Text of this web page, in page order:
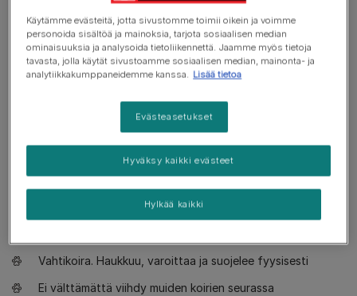
Vaatii ylimääräistä koulutusta
Rakastaa aktiivisia retkiä, mieluiten tunnin kävelyjä
päivässä
Enemmän liikuntaa
Turkki tarvitsee hoitoa kerran viikossa
Ei ole allergiaystävällinen rotu
Vahtikoira. Haukkuu, varoittaa ja suojelee fyysisesti
Ei välttämättä viihdy muiden koirien seurassa
Käytämme evästeitä, jotta sivustomme toimii oikein ja voimme
personoida sisältöä ja mainoksia, tarjota sosiaalisen median
ominaisuuksia ja analysoida tietoliikennettä. Jaamme myös tietoja
tavasta, jolla käytät sivustoamme sosiaalisen median, mainonta- ja
analytiikkakumppaneidemme kanssa. Lisää tietoa
Evästeasetukset
Hylkää kaikki
Hyväksy kaikki evästeet